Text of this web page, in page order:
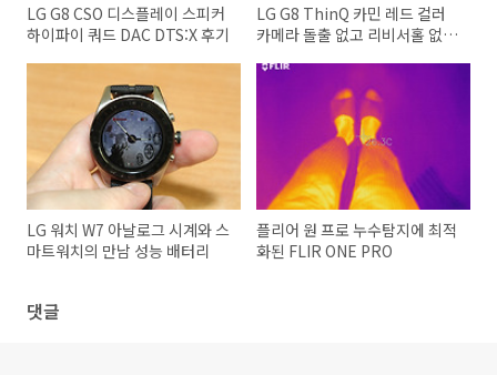
LG G8 CSO 디스플레이 스피커
하이파이 쿼드 DAC DTS:X 후기
LG G8 ThinQ 카민 레드 컬러
카메라 돌출 없고 리비서홀 없는
LG 워치 W7 아날로그 시계와 스
마트워치의 만남 성능 배터리
플리어 원 프로 누수탐지에 최적
화된 FLIR ONE PRO
댓글